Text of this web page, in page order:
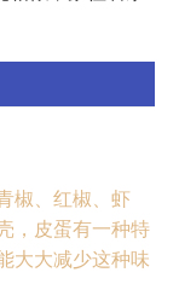
椒、红椒、虾
，皮蛋有一种特
大大减少这种味